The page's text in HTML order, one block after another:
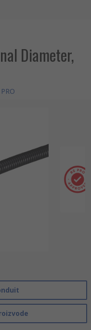
Diameter,
PRO